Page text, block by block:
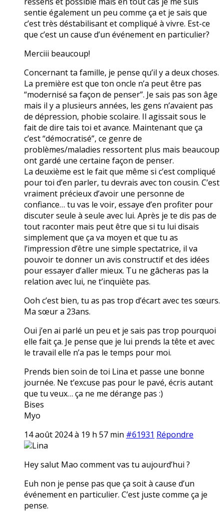
sentie également un peu comme ça et je sais que
c’est très déstabilisant et compliqué à vivre. Est-ce
que c’est un cause d’un événement en particulier?
Merciii beaucoup!
Concernant ta famille, je pense qu’il y a deux choses.
La première est que ton oncle n’a peut être pas
“modernisé sa façon de penser”. Je sais pas son âge
mais il y a plusieurs années, les gens n’avaient pas
de dépression, phobie scolaire. Il agissait sous le
fait de dire tais toi et avance. Maintenant que ça
c’est “démocratisé”, ce genre de
problèmes/maladies ressortent plus mais beaucoup
ont gardé une certaine façon de penser.
La deuxième est le fait que même si c’est compliqué
pour toi d’en parler, tu devrais avec ton cousin. C’est
vraiment précieux d’avoir une personne de
confiance… tu vas le voir, essaye d’en profiter pour
discuter seule à seule avec lui. Après je te dis pas de
tout raconter mais peut être que si tu lui disais
simplement que ça va moyen et que tu as
l’impression d’être une simple spectatrice, il va
pouvoir te donner un avis constructif et des idées
pour essayer d’aller mieux. Tu ne gâcheras pas la
relation avec lui, ne t’inquiète pas.
Ooh c’est bien, tu as pas trop d’écart avec tes sœurs.
Ma sœur a 23ans.
Oui j’en ai parlé un peu et je sais pas trop pourquoi
elle fait ça. Je pense que je lui prends la tête et avec
le travail elle n’a pas le temps pour moi.
Prends bien soin de toi Lina et passe une bonne
journée. Ne t’excuse pas pour le pavé, écris autant
que tu veux… ça ne me dérange pas :)
Bises
Myo
14 août 2024 à 19 h 57 min #61931 Répondre
Lina
Hey salut Mao comment vas tu aujourd’hui ?
Euh non je pense pas que ça soit à cause d’un
événement en particulier. C’est juste comme ça je
pense.